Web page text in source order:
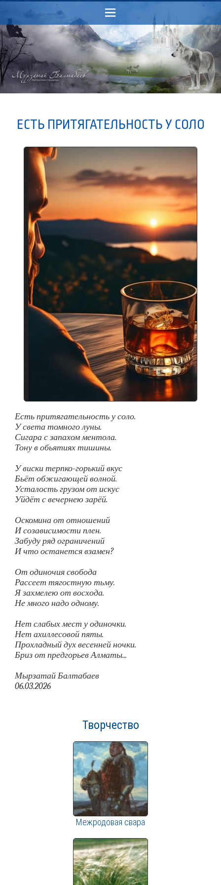
Menu
ЕСТЬ ПРИТЯГАТЕЛЬНОСТЬ У СОЛО
Есть притягательность у соло.
У света томного луны.
Сигара с запахом ментола.
Тону в обьятиях тишины.
У виски терпко-горький вкус
Бьёт обжигающей волной.
Усталость грузом от искус
Уйдёт с вечернею зарёй.
Оскомина от отношений
И созависимости плен.
Забуду ряд ограничений
И что останется взамен?
От одиночия свобода
Рассеет тягостную тьму.
Я захмелею от восхода.
Не много надо одному.
Нет слабых мест у одиночки.
Нет ахиллесовой пяты.
Прохладный дух весенней ночки.
Бриз от предгорьев Алматы...
Мырзатай Балтабаев
06.03.2026
Творчество
Межродовая свара